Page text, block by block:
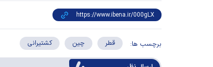
برچسب ها: قطر چین کشتیرانی